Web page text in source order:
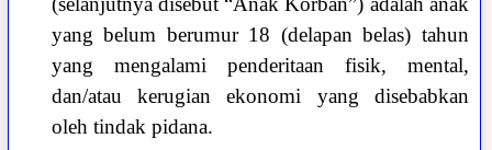
yang belum berumur 18 (delapan belas) tahun
yang mengalami penderitaan fisik, mental,
dan/atau kerugian ekonomi yang disebabkan
oleh tindak pidana.